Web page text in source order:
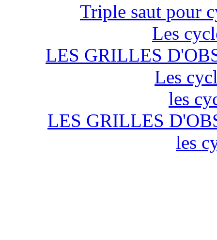
Triple saut pour
Les
LES GRILLES
Les
les
LES GRILLES
les